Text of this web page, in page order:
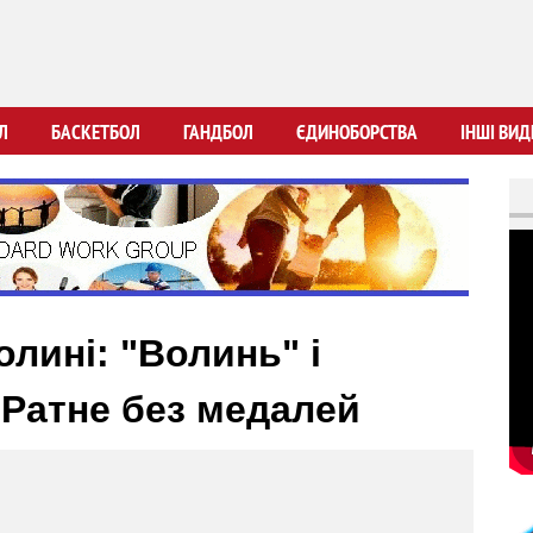
вмісту
БАСКЕТБОЛ ГАНДБОЛ ЄДИНОБОРСТВА ІНШІ
"Волинь" і
без медалей